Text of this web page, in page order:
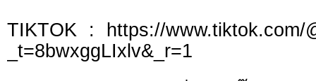
TIKTOK : https://www.tiktok.com/
_t=8bwxggLIxlv&_r=1